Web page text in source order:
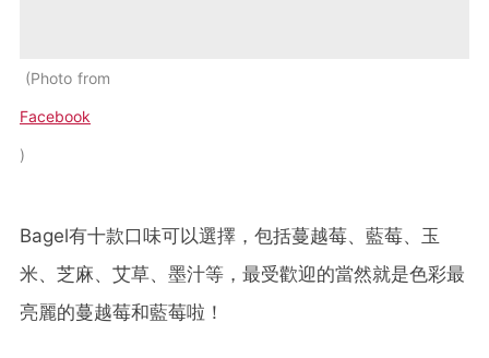
Photo from
Facebook
Bagel有十款口味可以選擇，包括蔓越莓、藍莓、玉
米、芝麻、艾草、墨汁等，最受歡迎的當然就是色彩最
亮麗的蔓越莓和藍莓啦！